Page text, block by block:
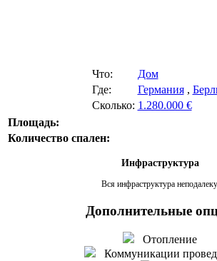
Что:
Дом
Где:
Германия,
Сколько: 1.280.000 €
Площадь:
Количество спален:
Инфраструктура
Вся инфраструктура
Дополнительные
Отопление
Коммуникации